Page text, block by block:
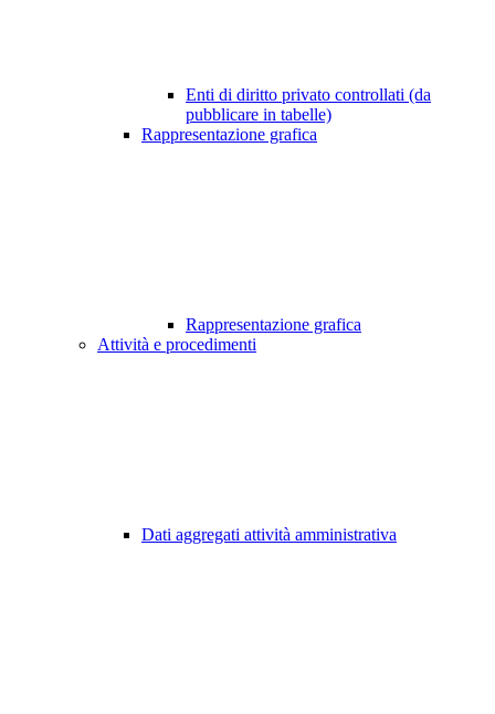
Enti di diritto privato controllati (da
pubblicare in tabelle)
Rappresentazione grafica
Rappresentazione grafica
Attività e procedimenti
Dati aggregati attività amministrativa